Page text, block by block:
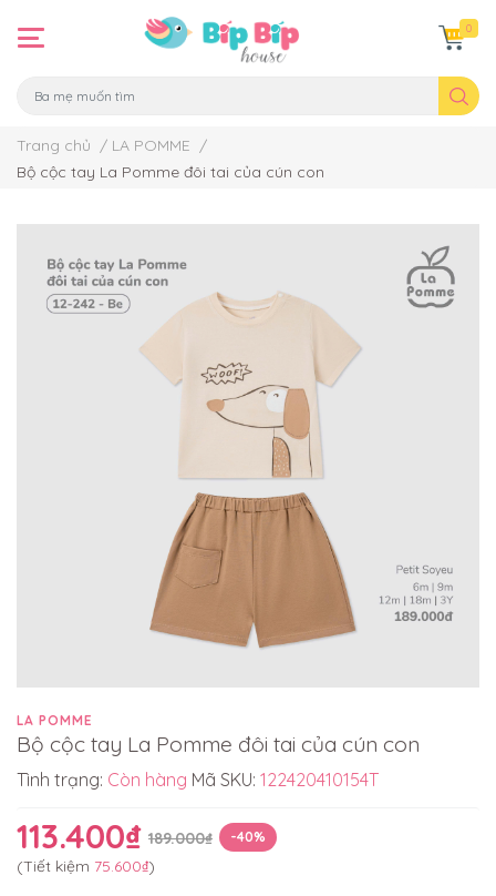
0
Trang chủ / LA POMME /
Bộ cộc tay La Pomme đôi tai của cún con
LA POMME
Bộ cộc tay La Pomme đôi tai của cún con
Tình trạng: Còn hàng Mã SKU: 122420410154T
113.400₫ 189.000₫ -40%
(Tiết kiệm 75.600₫)